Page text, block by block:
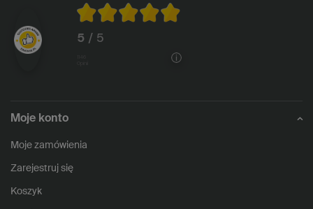
5 / 5
Moje konto
Moje zamówienia
Zarejestruj się
Koszyk